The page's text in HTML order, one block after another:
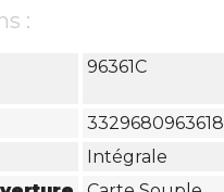
:
96361C
3329680963618
Intégrale